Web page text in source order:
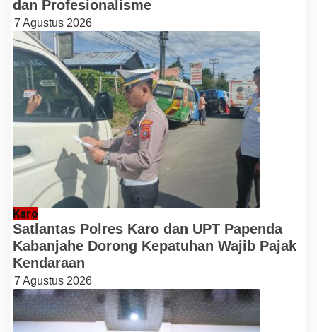
dan Profesionalisme
7 Agustus 2026
Karo
Satlantas Polres Karo dan UPT Papenda
Kabanjahe Dorong Kepatuhan Wajib Pajak
Kendaraan
7 Agustus 2026